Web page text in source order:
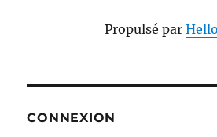
Propulsé par
CONNEXION